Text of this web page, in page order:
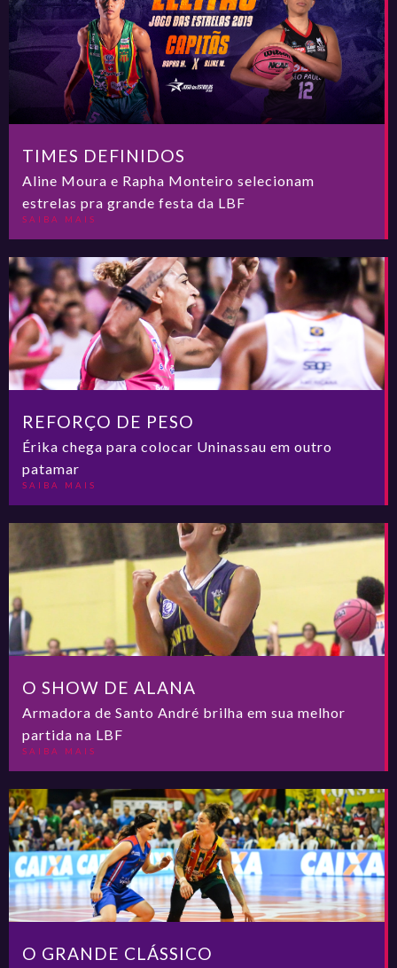
TIMES DEFINIDOS
Aline Moura e Rapha Monteiro selecionam
estrelas pra grande festa da LBF
SAIBA MAIS
REFORÇO DE PESO
Érika chega para colocar Uninassau em outro
patamar
SAIBA MAIS
O SHOW DE ALANA
Armadora de Santo André brilha em sua melhor
partida na LBF
SAIBA MAIS
O GRANDE CLÁSSICO